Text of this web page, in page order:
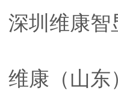
深圳维康
维康（山